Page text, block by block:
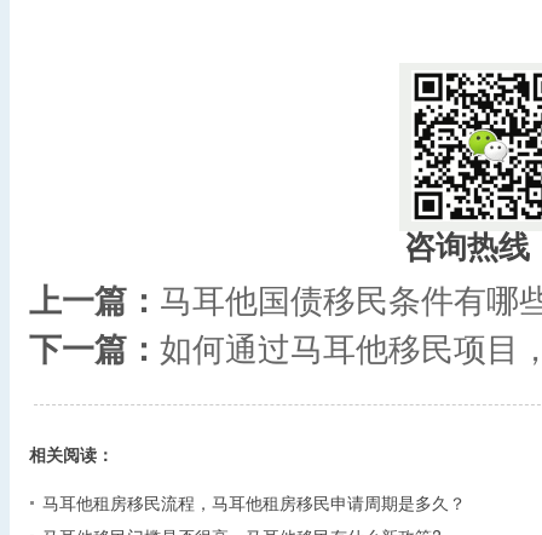
咨询热线
上一篇： 马耳他国债移民条件有哪
下一篇： 如何通过马耳他移民项目
相关阅读：
马耳他租房移民流程，马耳他租房移民申请周期是多久？